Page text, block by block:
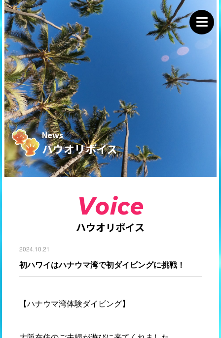
News
ハウオリボイス
Voice
ハウオリボイス
2024.10.21
初ハワイはハナウマ湾で初ダイビングに挑戦！
【ハナウマ湾体験ダイビング】